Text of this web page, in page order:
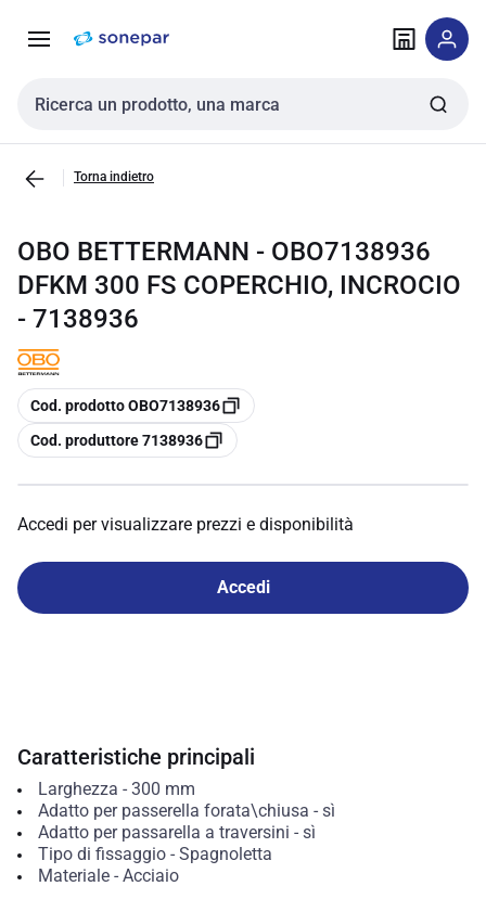
navigazione alla
Cerca input
Torna indietro
OBO BETTERMANN - OBO7138936
DFKM 300 FS COPERCHIO, INCROCIO
- 7138936
copia
Cod. prodotto OBO7138936
copia
Cod. produttore 7138936
Accedi per visualizzare prezzi e disponibilità
Accedi
Caratteristiche principali
Larghezza - 300 mm
Adatto per passerella forata\chiusa - sì
Adatto per passarella a traversini - sì
Tipo di fissaggio- Spagnoletta
Materiale- Acciaio